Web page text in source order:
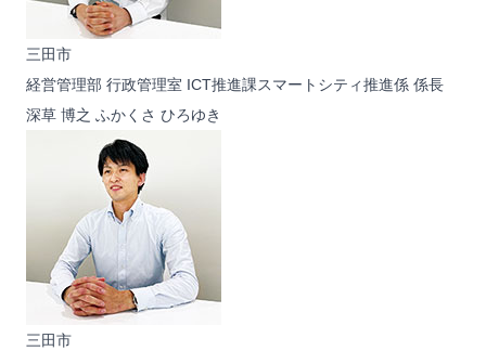
三田市
経営管理部 行政管理室 ICT推進課スマートシティ推進係 係長
深草 博之 ふかくさ ひろゆき
三田市